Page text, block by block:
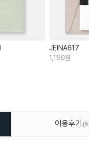
JEINA617
1,150원
이용후기9